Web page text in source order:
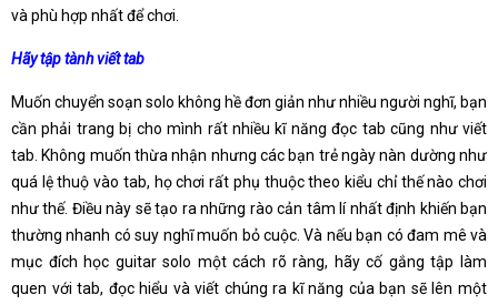
và phù hợp nhất để chơi.
Hãy tập tành viết tab
Muốn chuyển soạn solo không hề đơn giản như nhiều người nghĩ, bạn
cần phải trang bị cho mình rất nhiều kĩ năng đọc tab cũng như viết
tab. Không muốn thừa nhận nhưng các bạn trẻ ngày nàn dường như
quá lệ thuộ vào tab, họ chơi rất phụ thuộc theo kiểu chỉ thế nào chơi
như thế. Điều này sẽ tạo ra những rào cản tâm lí nhất định khiến bạn
thường nhanh có suy nghĩ muốn bỏ cuộc. Và nếu bạn có đam mê và
mục đích học guitar solo một cách rõ ràng, hãy cố gắng tập làm
quen với tab, đọc hiểu và viết chúng ra kĩ năng của bạn sẽ lên một